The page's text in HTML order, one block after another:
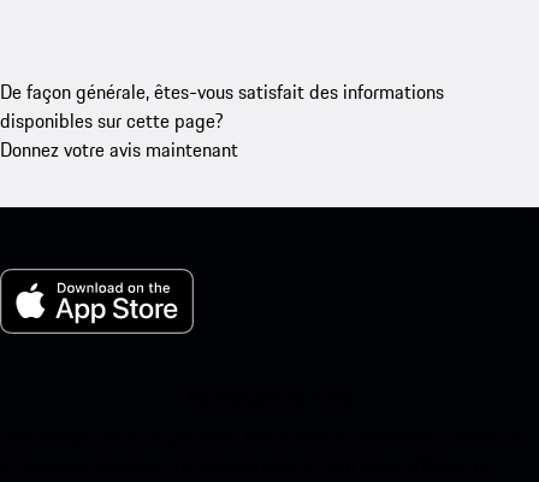
De façon générale, êtes-vous satisfait des informations
disponibles sur cette page?
Donnez votre avis maintenant